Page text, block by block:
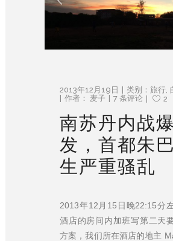
2013年12月19日 类别： 旅行
作者： 麦子 7 条评论 2
南苏丹内战爆
发，首都朱
生严重骚乱
2013年12月15日晚22:15分
酒店的房间内加班写第二天
方案，我们所在酒店的地主